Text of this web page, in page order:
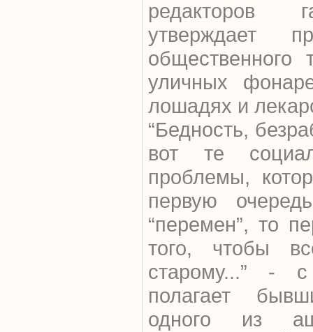
редакторов
утверждает
общественного
уличных
лошадях и
“Бедность,
вот те
проблемы,
первую
“перемен”, то
того, чтобы
старому...” - с
полагает
одного из